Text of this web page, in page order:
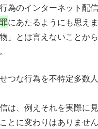
為のインターネット配
にあたるようにも思えま
」とは言えないことか
つな行為を不特定多数
は、例えそれを実際に
とに変わりはありません